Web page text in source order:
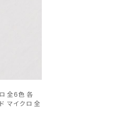
全6色 各
マイクロ 全